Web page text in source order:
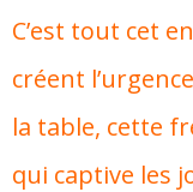
C’est tout cet
créent
la table, cette
qui captive les